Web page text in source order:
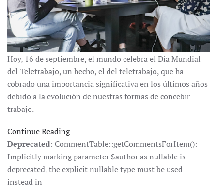
Hoy, 16 de septiembre, el mundo celebra el Día Mundial
del Teletrabajo, un hecho, el del teletrabajo, que ha
cobrado una importancia significativa en los últimos años
debido a la evolución de nuestras formas de concebir
trabajo.
Continue Reading
Deprecated: CommentTable::getCommentsForItem():
Implicitly marking parameter $author as nullable is
deprecated, the explicit nullable type must be used
instead in